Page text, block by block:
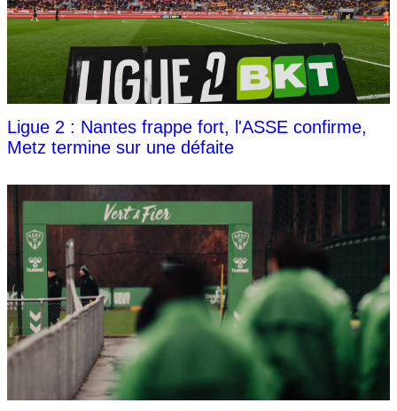
Ligue 2 : Nantes frappe fort, l'ASSE confirme,
Metz termine sur une défaite